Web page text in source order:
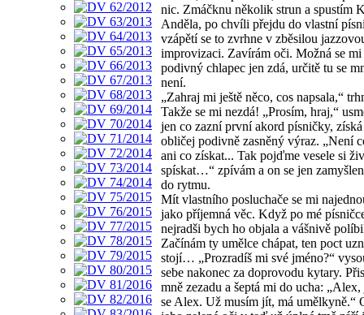
nic. Zmáčknu několik strun a spustím
Anděla, po chvíli přejdu do vlastní
vzápětí se to zvrhne v zběsilou
improvizaci. Zavírám oči. Možná se mi
podivný chlapec jen zdá, určitě tu se
není.
„Zahraj mi ještě něco, cos napsala,“
Takže se mi nezdá! „Prosím, hraj,“
jen co zazní první akord písničky,
obličej podivně zasněný výraz. „Není
ani co získat... Tak pojďme vesele si
spískat…“ zpívám a on se jen
do rytmu.
Mít vlastního posluchače se mi
jako příjemná věc. Když po mé
nejradši bych ho objala a vášnivě
Začínám ty umělce chápat, ten poct
stojí… „Prozradíš mi své jméno?“
sebe nakonec za doprovodu kytary.
mně zezadu a šeptá mi do ucha:
se Alex. Už musím jít, má umělkyně.“